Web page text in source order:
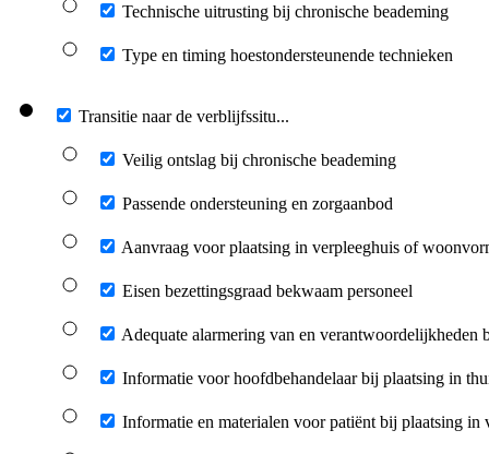
Technische uitrusting bij chronische beademing
Type en timing hoestondersteunende technieken
Transitie naar de verblijfssitu...
Veilig ontslag bij chronische beademing
Passende ondersteuning en zorgaanbod
Aanvraag voor plaatsing in verpleeghuis of
Eisen bezettingsgraad bekwaam personeel
Adequate alarmering van en verantwoordelijkheden
Informatie voor hoofdbehandelaar bij plaatsing in
Informatie en materialen voor patiënt bij plaatsing in